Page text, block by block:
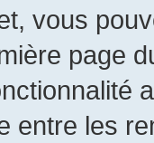
vous
page
entre les